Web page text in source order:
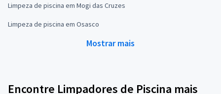
Limpeza de piscina em Mogi das Cruzes
Limpeza de piscina em Osasco
Mostrar mais
Encontre Limpadores de Piscina mais